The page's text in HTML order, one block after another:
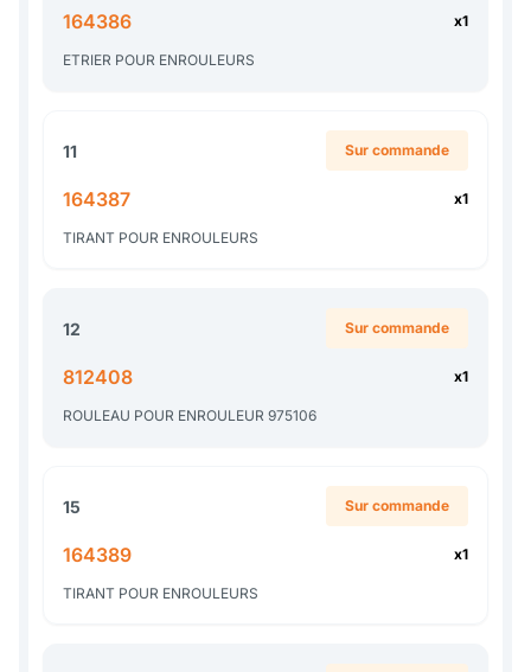
164386 x1
ETRIER POUR ENROULEURS
11 Sur commande
164387 x1
TIRANT POUR ENROULEURS
12 Sur commande
812408 x1
ROULEAU POUR ENROULEUR 975106
15 Sur commande
164389 x1
TIRANT POUR ENROULEURS